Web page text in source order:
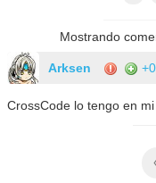
Mostrando
Arksen +0
CrossCode lo tengo en